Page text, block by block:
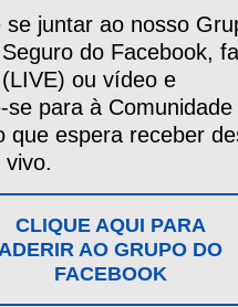
se juntar ao nosso
do Facebook,
ou vídeo e
se para à Comunidade
que espera receber
CLIQUE AQUI PARA
AO GRUPO DO
FACEBOOK